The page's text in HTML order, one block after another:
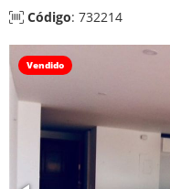
Código: 732214
Vendido